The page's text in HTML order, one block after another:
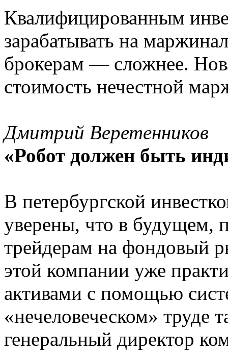
Квалифицированным
зарабатывать на
брокерам — сложнее.
стоимость нечестной
Дмитрий Веретенников
«Робот должен быть
В петеpбуpгской
уверены, что в будущем,
трейдерам на фондовый
этой компании уже
активами с помощью
«нечеловеческом» труде
генеральный директор